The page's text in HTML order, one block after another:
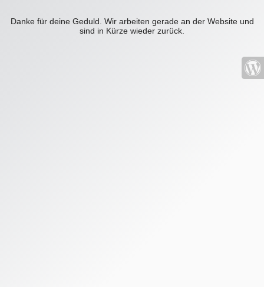
Danke für deine Geduld. Wir arbeiten gerade an der Website und
sind in Kürze wieder zurück.